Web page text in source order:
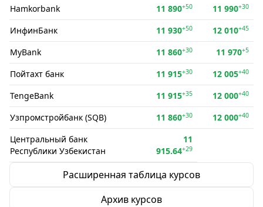
Hamkorbank 11 890+50 11 990+30
ИнфинБанк 11 930+50 12 010+45
MyBank 11 860+30 11 970+5
Пойтахт банк 11 915+30 12 005+40
TengeBank 11 915+35 12 000+40
Узпромстройбанк (SQB) 11 860+30 12 000+40
Центральный банк
Республики Узбекистан
11
915.64+29
Расширенная таблица курсов
Архив курсов